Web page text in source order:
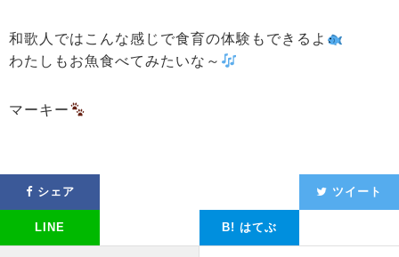
和歌人ではこんな感じで食育の体験もできるよ
わたしもお魚食べてみたいな～
マーキー
シェア ツイート
LINE B! はてぶ